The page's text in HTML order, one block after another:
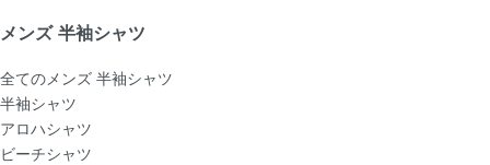
メンズ 半袖シャツ
全てのメンズ 半袖シャツ
半袖シャツ
アロハシャツ
ビーチシャツ